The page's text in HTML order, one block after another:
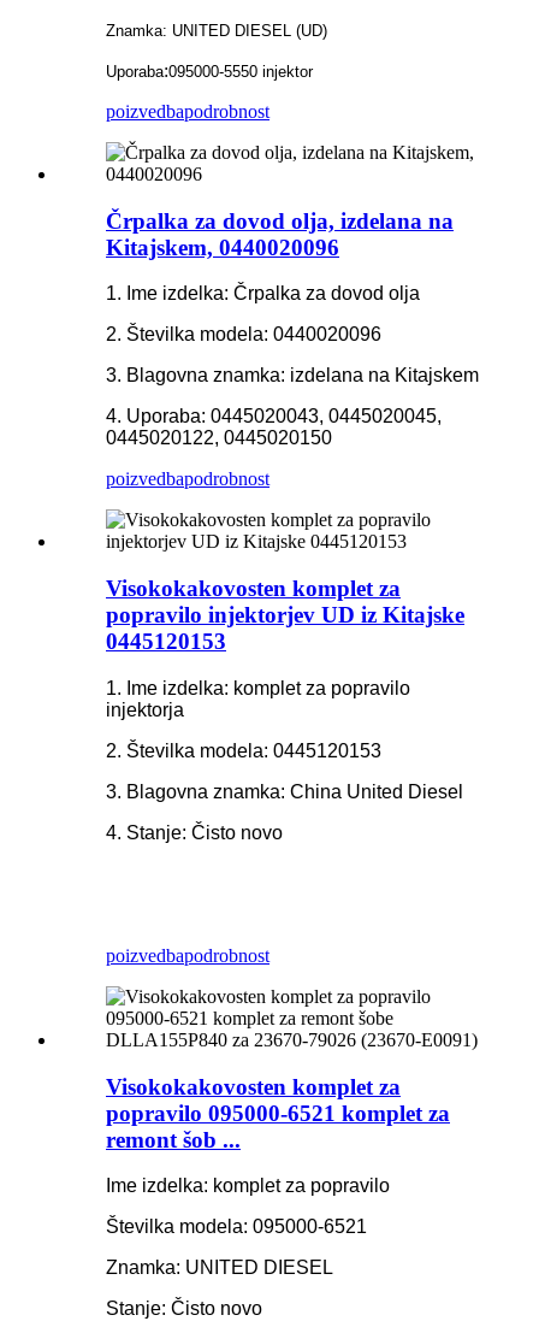
Znamka: UNITED DIESEL (UD)
Uporaba:095000-5550 injektor
poizvedbapodrobnost
Črpalka za dovod olja, izdelana na
Kitajskem, 0440020096
1. Ime izdelka: Črpalka za dovod olja
2. Številka modela: 0440020096
3. Blagovna znamka: izdelana na Kitajskem
4. Uporaba: 0445020043, 0445020045,
0445020122, 0445020150
poizvedbapodrobnost
Visokokakovosten komplet za
popravilo injektorjev UD iz Kitajske
0445120153
1. Ime izdelka: komplet za popravilo
injektorja
2. Številka modela: 0445120153
3. Blagovna znamka: China United Diesel
4. Stanje: Čisto novo
poizvedbapodrobnost
Visokokakovosten komplet za
popravilo 095000-6521 komplet za
remont šob ...
Ime izdelka: komplet za popravilo
Številka modela: 095000-6521
Znamka: UNITED DIESEL
Stanje: Čisto novo